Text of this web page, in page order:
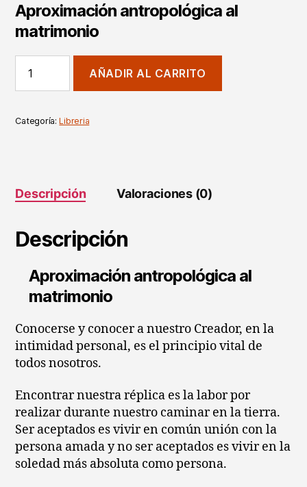
Aproximación antropológica al
matrimonio
Donación
es
-
Libro
AÑADIR AL CARRITO
Categoría:Libreria
Descripción Valoraciones (0)
Descripción
Aproximación antropológica al
matrimonio
Conocerse y conocer a nuestro Creador, en la
intimidad personal, es el principio vital de
todos nosotros.
Encontrar nuestra réplica es la labor por
realizar durante nuestro caminar en la tierra.
Ser aceptados es vivir en común unión con la
persona amada y no ser aceptados es vivir en la
soledad más absoluta como persona.